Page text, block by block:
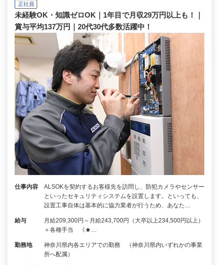
正社員
未経験OK・知識ゼロOK｜1年目で月収29万円以上も！｜
賞与平均137万円｜20代30代多数活躍中！
仕事内容
ALSOKを契約するお客様先を訪問し、防犯カメラやセンサー
といったセキュリティシステムを設置します。といっても、
設置工事自体は基本的に協力業者が行うため、あなた…
給与
月給209,300円～月給243,700円（大卒以上234,500円以上）
＋各種手当 《★…
勤務地
神奈川県内各エリアでの勤務 （神奈川県内いずれかの事業
所へ配属）